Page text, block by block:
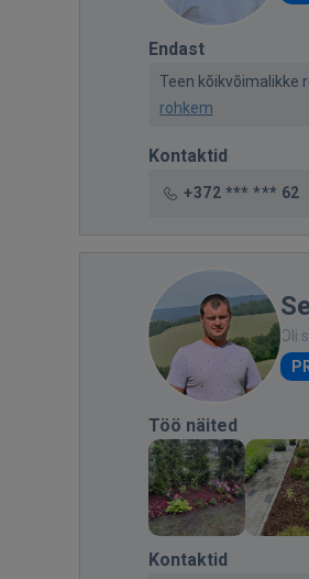
Endast
Teen kõikvõimalikke
rohkem
Kontaktid
+372 *** *** 62
Oli
Töö näited
Kontaktid